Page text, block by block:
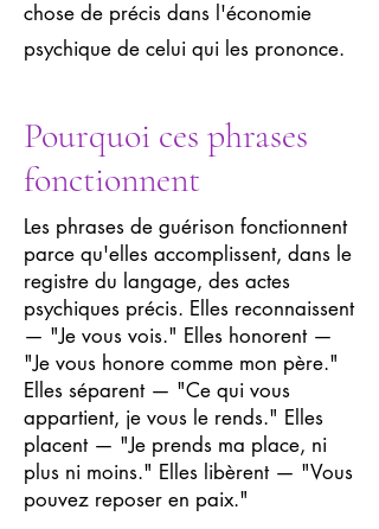
chose de précis dans l'économie
psychique de celui qui les prononce.
Pourquoi ces phrases
fonctionnent
Les phrases de guérison fonctionnent
parce qu'elles accomplissent, dans le
registre du langage, des actes
psychiques précis. Elles reconnaissent
— "Je vous vois." Elles honorent —
"Je vous honore comme mon père."
Elles séparent — "Ce qui vous
appartient, je vous le rends." Elles
placent — "Je prends ma place, ni
plus ni moins." Elles libèrent — "Vous
pouvez reposer en paix."